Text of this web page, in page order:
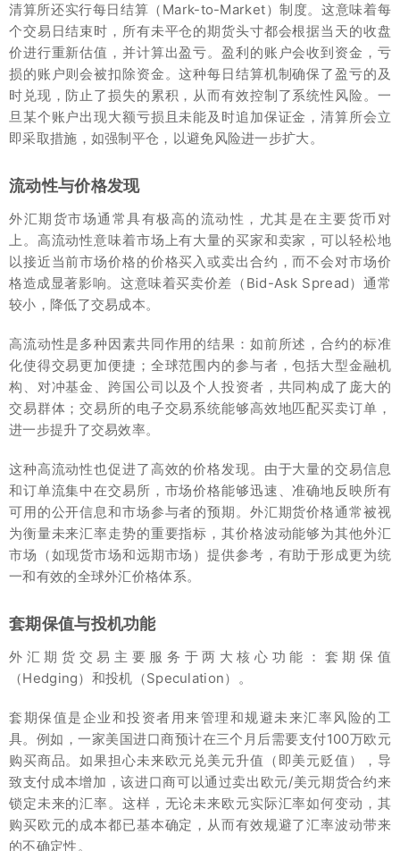
清算所还实行每日结算（Mark-to-Market）制度。这意味着每
个交易日结束时，所有未平仓的期货头寸都会根据当天的收盘
价进行重新估值，并计算出盈亏。盈利的账户会收到资金，亏
损的账户则会被扣除资金。这种每日结算机制确保了盈亏的及
时兑现，防止了损失的累积，从而有效控制了系统性风险。一
旦某个账户出现大额亏损且未能及时追加保证金，清算所会立
即采取措施，如强制平仓，以避免风险进一步扩大。
流动性与价格发现
外汇期货市场通常具有极高的流动性，尤其是在主要货币对
上。高流动性意味着市场上有大量的买家和卖家，可以轻松地
以接近当前市场价格的价格买入或卖出合约，而不会对市场价
格造成显著影响。这意味着买卖价差（Bid-Ask Spread）通常
较小，降低了交易成本。
高流动性是多种因素共同作用的结果：如前所述，合约的标准
化使得交易更加便捷；全球范围内的参与者，包括大型金融机
构、对冲基金、跨国公司以及个人投资者，共同构成了庞大的
交易群体；交易所的电子交易系统能够高效地匹配买卖订单，
进一步提升了交易效率。
这种高流动性也促进了高效的价格发现。由于大量的交易信息
和订单流集中在交易所，市场价格能够迅速、准确地反映所有
可用的公开信息和市场参与者的预期。外汇期货价格通常被视
为衡量未来汇率走势的重要指标，其价格波动能够为其他外汇
市场（如现货市场和远期市场）提供参考，有助于形成更为统
一和有效的全球外汇价格体系。
套期保值与投机功能
外汇期货交易主要服务于两大核心功能：套期保值
（Hedging）和投机（Speculation）。
套期保值是企业和投资者用来管理和规避未来汇率风险的工
具。例如，一家美国进口商预计在三个月后需要支付100万欧元
购买商品。如果担心未来欧元兑美元升值（即美元贬值），导
致支付成本增加，该进口商可以通过卖出欧元/美元期货合约来
锁定未来的汇率。这样，无论未来欧元实际汇率如何变动，其
购买欧元的成本都已基本确定，从而有效规避了汇率波动带来
的不确定性。